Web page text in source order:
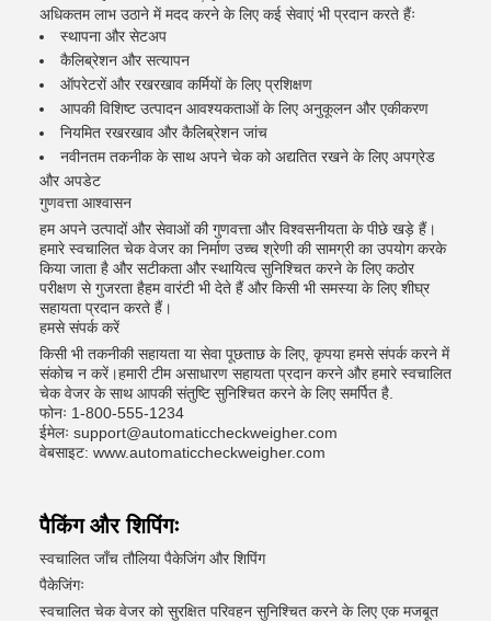
अधिकतम लाभ उठाने में मदद करने के लिए कई सेवाएं भी प्रदान करते हैंः
स्थापना और सेटअप
कैलिब्रेशन और सत्यापन
ऑपरेटरों और रखरखाव कर्मियों के लिए प्रशिक्षण
आपकी विशिष्ट उत्पादन आवश्यकताओं के लिए अनुकूलन और एकीकरण
नियमित रखरखाव और कैलिब्रेशन जांच
नवीनतम तकनीक के साथ अपने चेक को अद्यतित रखने के लिए अपग्रेड
और अपडेट
गुणवत्ता आश्वासन
हम अपने उत्पादों और सेवाओं की गुणवत्ता और विश्वसनीयता के पीछे खड़े हैं।
हमारे स्वचालित चेक वेजर का निर्माण उच्च श्रेणी की सामग्री का उपयोग करके
किया जाता है और सटीकता और स्थायित्व सुनिश्चित करने के लिए कठोर
परीक्षण से गुजरता हैहम वारंटी भी देते हैं और किसी भी समस्या के लिए शीघ्र
सहायता प्रदान करते हैं।
हमसे संपर्क करें
किसी भी तकनीकी सहायता या सेवा पूछताछ के लिए, कृपया हमसे संपर्क करने में
संकोच न करें।हमारी टीम असाधारण सहायता प्रदान करने और हमारे स्वचालित
चेक वेजर के साथ आपकी संतुष्टि सुनिश्चित करने के लिए समर्पित है.
फोनः 1-800-555-1234
ईमेलः support@automaticcheckweigher.com
वेबसाइट: www.automaticcheckweigher.com
पैकिंग और शिपिंगः
स्वचालित जाँच तौलिया पैकेजिंग और शिपिंग
पैकेजिंगः
स्वचालित चेक वेजर को सुरक्षित परिवहन सुनिश्चित करने के लिए एक मजबूत